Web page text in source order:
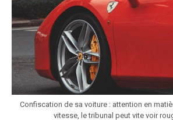
Confiscation de sa voiture : attention en
vitesse, le tribunal peut vite voir